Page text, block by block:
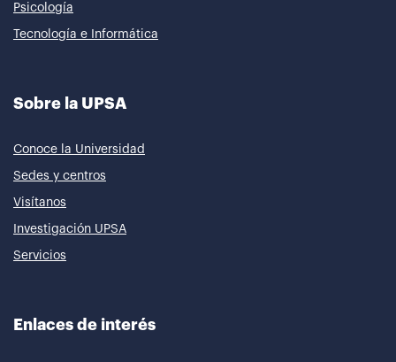
Psicología
Tecnología e Informática
Sobre la UPSA
Conoce la Universidad
Sedes y centros
Visítanos
Investigación UPSA
Servicios
Enlaces de interés